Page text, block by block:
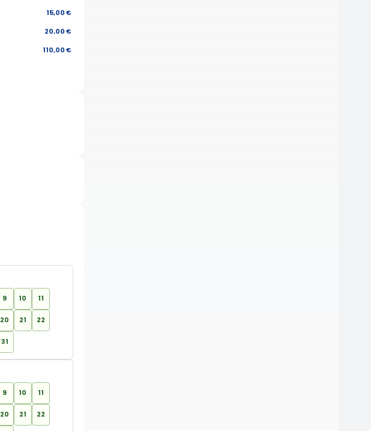
15,00 €
20,00 €
110,00 €
9 10 11
20 21 22
31
9 10 11
20 21 22